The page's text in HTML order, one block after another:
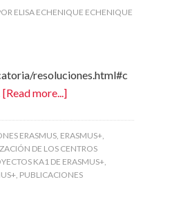
ELISA ECHENIQUE ECHENIQUE
resoluciones.html#c
[Read more...]
ERASMUS, ERASMUS+,
DE LOS CENTROS
KA1 DE ERASMUS+,
, PUBLICACIONES